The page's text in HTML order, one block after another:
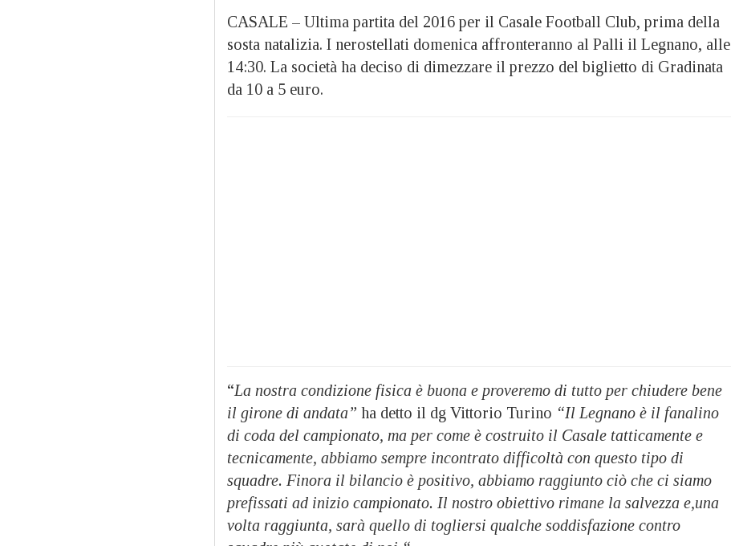
CASALE – Ultima partita del 2016 per il Casale Football Club, prima della
sosta natalizia. I nerostellati domenica affronteranno al Palli il Legnano, alle
14:30. La società ha deciso di dimezzare il prezzo del biglietto di Gradinata
da 10 a 5 euro.
“La nostra condizione fisica è buona e proveremo di tutto per chiudere bene
il girone di andata” ha detto il dg Vittorio Turino “Il Legnano è il fanalino
di coda del campionato, ma per come è costruito il Casale tatticamente e
tecnicamente, abbiamo sempre incontrato difficoltà con questo tipo di
squadre. Finora il bilancio è positivo, abbiamo raggiunto ciò che ci siamo
prefissati ad inizio campionato. Il nostro obiettivo rimane la salvezza e,una
volta raggiunta, sarà quello di togliersi qualche soddisfazione contro